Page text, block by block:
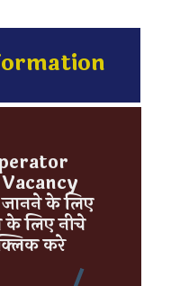
के लिए
लिए नीचे
करे